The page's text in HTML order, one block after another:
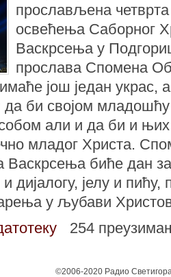
прослављена
освећења Саборног
Васкрсења у
прослава Спомена
још један украс,
би својом
али и да би и
младог Христа.
Васкрсења биће дан
дијалогу, јелу и пићу,
у љубави
254
©2006-2020 Радио